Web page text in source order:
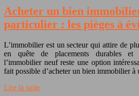
Acheter un bien
particulier : les pièges à
L’immobilier est un secteur qui attire de
en quête de placements durables et
l’immobilier neuf reste une option
fait possible d’acheter un bien immobilier
Lire la suite